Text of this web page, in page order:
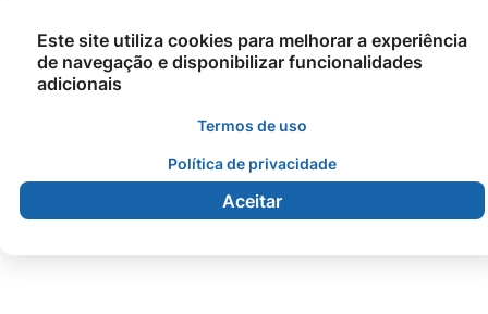
Este site utiliza cookies para melhorar a experiência
de navegação e disponibilizar funcionalidades
adicionais
Termos de uso
Política de privacidade
Aceitar